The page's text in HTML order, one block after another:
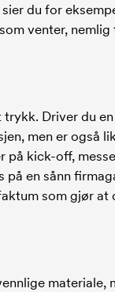
du for
venter,
Driver du
men er også
kick-off,
en sånn
som gjør
materiale,